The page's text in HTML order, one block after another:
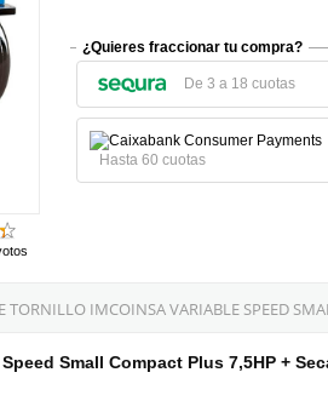
¿Quieres fraccionar tu compra?
De 3 a 18 cuotas
Hasta 60 cuotas
IMCOINSA VARIABLE SPEED
Small Compact Plus 7,5HP +